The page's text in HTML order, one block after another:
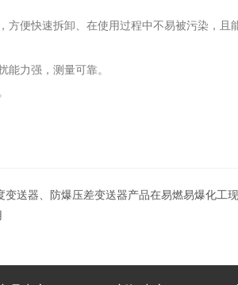
方便快速拆卸、在使用过程中不易被污染，
力强，测量可靠。
送器、防爆压差变送器产品在易燃易爆化工